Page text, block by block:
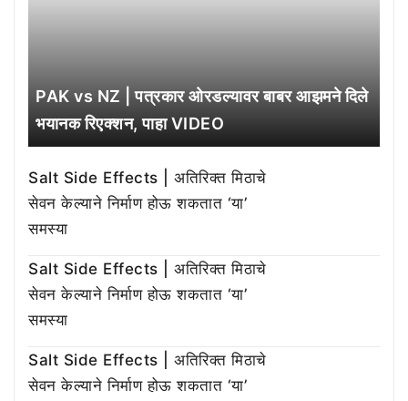
PAK vs NZ | पत्रकार ओरडल्यावर बाबर आझमने दिले
भयानक रिएक्शन, पाहा VIDEO
Salt Side Effects | अतिरिक्त मिठाचे
सेवन केल्याने निर्माण होऊ शकतात ‘या’
समस्या
Salt Side Effects | अतिरिक्त मिठाचे
सेवन केल्याने निर्माण होऊ शकतात ‘या’
समस्या
Salt Side Effects | अतिरिक्त मिठाचे
सेवन केल्याने निर्माण होऊ शकतात ‘या’